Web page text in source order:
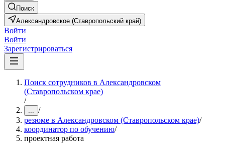
Поиск
Александровское (Ставропольский край)
Войти
Войти
Зарегистрироваться
Поиск сотрудников в Александровском
(Ставропольском крае)
/
... /
резюме в Александровском (Ставропольском крае)/
координатор по обучению/
проектная работа